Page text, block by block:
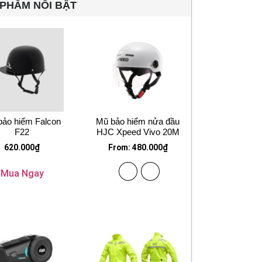
NỔI BẬT
hiểm Falcon
F22
620.000₫
Mua Ngay
Mũ bảo hiểm nửa đầu
HJC Xpeed Vivo 20M
From: 480.000₫